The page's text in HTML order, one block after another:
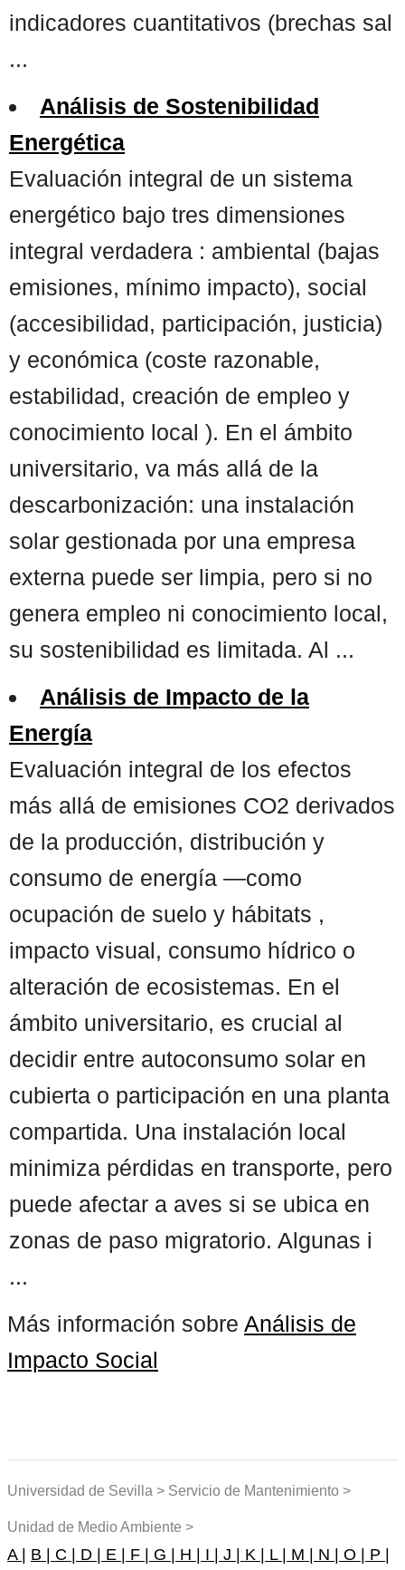
indicadores cuantitativos (brechas sal
...
Análisis de Sostenibilidad
Energética
Evaluación integral de un sistema
energético bajo tres dimensiones
integral verdadera : ambiental (bajas
emisiones, mínimo impacto), social
(accesibilidad, participación, justicia)
y económica (coste razonable,
estabilidad, creación de empleo y
conocimiento local ). En el ámbito
universitario, va más allá de la
descarbonización: una instalación
solar gestionada por una empresa
externa puede ser limpia, pero si no
genera empleo ni conocimiento local,
su sostenibilidad es limitada. Al ...
Análisis de Impacto de la
Energía
Evaluación integral de los efectos
más allá de emisiones CO2 derivados
de la producción, distribución y
consumo de energía —como
ocupación de suelo y hábitats ,
impacto visual, consumo hídrico o
alteración de ecosistemas. En el
ámbito universitario, es crucial al
decidir entre autoconsumo solar en
cubierta o participación en una planta
compartida. Una instalación local
minimiza pérdidas en transporte, pero
puede afectar a aves si se ubica en
zonas de paso migratorio. Algunas i
...
Más información sobre Análisis de
Impacto Social
Universidad de Sevilla > Servicio de Mantenimiento >
Unidad de Medio Ambiente >
A | B | C | D | E | F | G | H | I | J | K | L | M | N | O | P |